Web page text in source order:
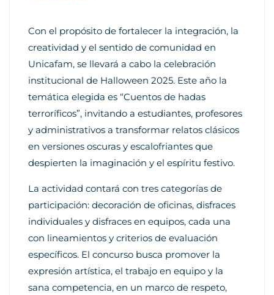
Con el propósito de fortalecer la integración, la
creatividad y el sentido de comunidad en
Unicafam, se llevará a cabo la celebración
institucional de Halloween 2025. Este año la
temática elegida es “Cuentos de hadas
terroríficos”, invitando a estudiantes, profesores
y administrativos a transformar relatos clásicos
en versiones oscuras y escalofriantes que
despierten la imaginación y el espíritu festivo.
La actividad contará con tres categorías de
participación: decoración de oficinas, disfraces
individuales y disfraces en equipos, cada una
con lineamientos y criterios de evaluación
específicos. El concurso busca promover la
expresión artística, el trabajo en equipo y la
sana competencia, en un marco de respeto,